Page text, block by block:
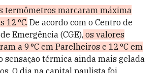
termômetros marcaram máxima
12 °C. De acordo com o Centro de
Emergência (CGE), os valores
a 9 °C em Parelheiros e 12 °C em
sensação térmica ainda mais gelada
O dia na capital paulista foi